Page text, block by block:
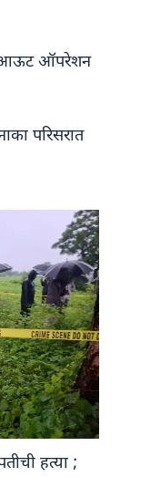
आऊट ऑपरेशन
परिसरात
हत्या ;